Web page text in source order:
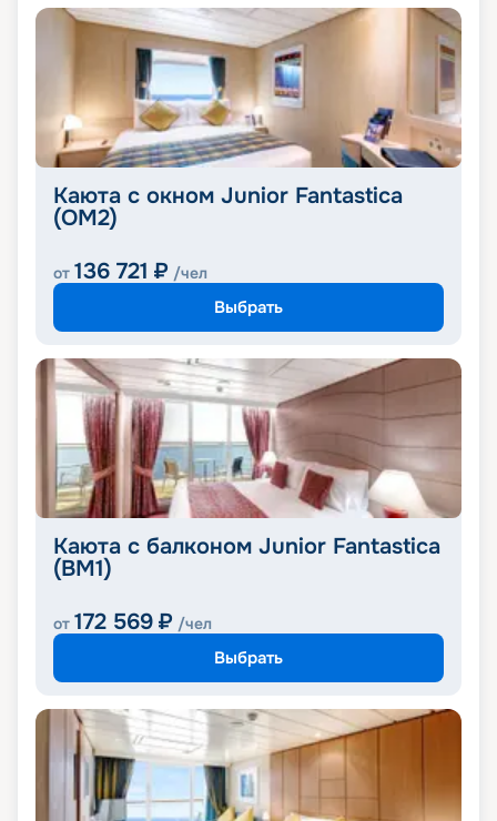
Каюта с окном Junior Fantastica
(OM2)
от 136 721 ₽ /чел
Выбрать
Каюта с балконом Junior Fantastica
(BM1)
от 172 569 ₽ /чел
Выбрать